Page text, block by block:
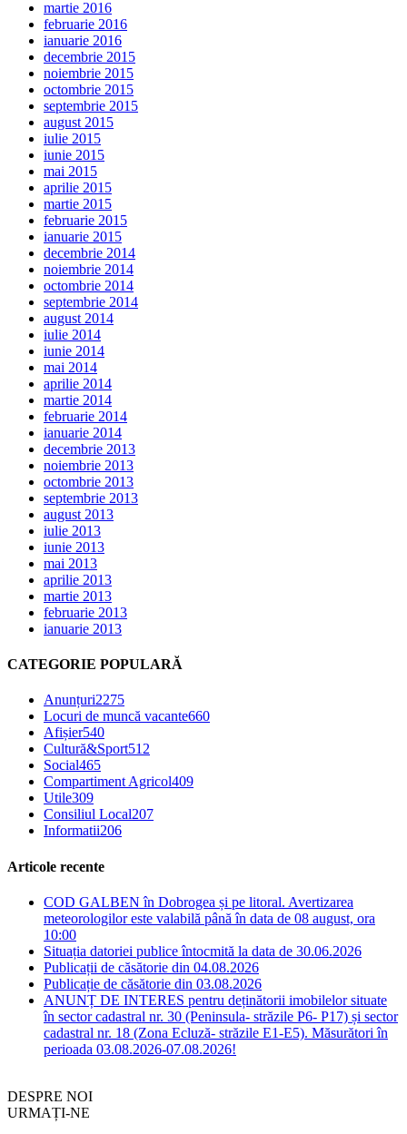
martie 2016
februarie 2016
ianuarie 2016
decembrie 2015
noiembrie 2015
octombrie 2015
septembrie 2015
august 2015
iulie 2015
iunie 2015
mai 2015
aprilie 2015
martie 2015
februarie 2015
ianuarie 2015
decembrie 2014
noiembrie 2014
octombrie 2014
septembrie 2014
august 2014
iulie 2014
iunie 2014
mai 2014
aprilie 2014
martie 2014
februarie 2014
ianuarie 2014
decembrie 2013
noiembrie 2013
octombrie 2013
septembrie 2013
august 2013
iulie 2013
iunie 2013
mai 2013
aprilie 2013
martie 2013
februarie 2013
ianuarie 2013
CATEGORIE POPULARĂ
Anunțuri2275
Locuri de muncă vacante660
Afișier540
Cultură&Sport512
Social465
Compartiment Agricol409
Utile309
Consiliul Local207
Informatii206
Articole recente
COD GALBEN în Dobrogea și pe litoral. Avertizarea
meteorologilor este valabilă până în data de 08 august, ora
10:00
Situația datoriei publice întocmită la data de 30.06.2026
Publicații de căsătorie din 04.08.2026
Publicație de căsătorie din 03.08.2026
ANUNȚ DE INTERES pentru deținătorii imobilelor situate
în sector cadastral nr. 30 (Peninsula- străzile P6- P17) și sector
cadastral nr. 18 (Zona Ecluză- străzile E1-E5). Măsurători în
perioada 03.08.2026-07.08.2026!
DESPRE NOI
URMAȚI-NE